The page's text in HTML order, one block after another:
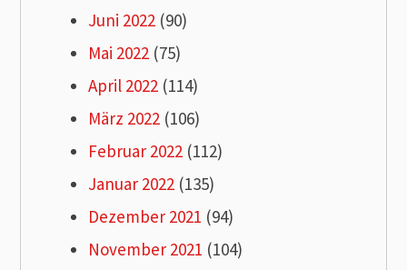
Juni 2022 (90)
Mai 2022 (75)
April 2022 (114)
März 2022 (106)
Februar 2022 (112)
Januar 2022 (135)
Dezember 2021 (94)
November 2021 (104)